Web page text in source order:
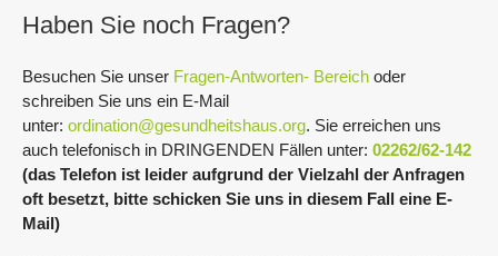
Haben Sie noch Fragen?
Besuchen Sie unser Fragen-Antworten- Bereich oder
schreiben Sie uns ein E-Mail
unter: ordination@gesundheitshaus.org. Sie erreichen uns
auch telefonisch in DRINGENDEN Fällen unter: 02262/62-142
(das Telefon ist leider aufgrund der Vielzahl der Anfragen
oft besetzt, bitte schicken Sie uns in diesem Fall eine E-
Mail)